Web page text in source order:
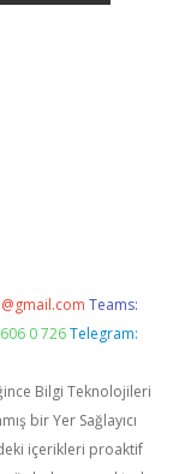
Teams:
0 726 Telegram:
Bilgi Teknolojileri
bir Yer Sağlayıcı
içerikleri proaktif